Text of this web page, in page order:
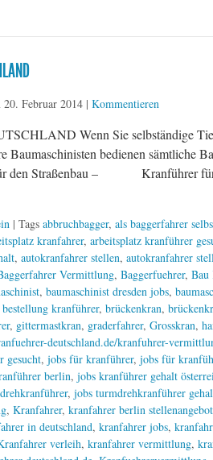
20. Februar 2014| Kommentieren
Wenn Sie selbständige
Baumaschinisten
Straßenbau – Kranführer für
| Tags abbruchbagger, als baggerfahrer
kranfahrer, arbeitsplatz kranführer
, autokranfahrer stellen, autokranfahrer
Vermittlung, Baggerfuehrer, Bau
, baumaschinist dresden jobs,
bestellung kranführer, brückenkran,
, gittermastkran, graderfahrer, Grosskran,
deutschland.de/kranfuhrer-
gesucht, jobs für kranführer, jobs für
berlin, jobs kranführer gehalt
, jobs turmdrehkranführer
, Kranfahrer, kranfahrer berlin
in deutschland, kranfahrer jobs,
verleih, kranfahrer vermittlung,